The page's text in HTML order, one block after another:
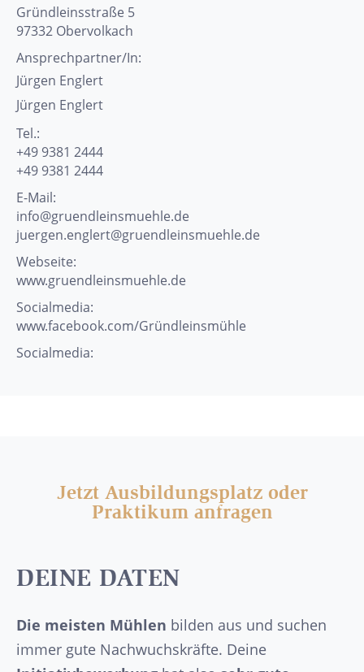
Gründleinsstraße 5
97332 Obervolkach
Ansprechpartner/In:
Jürgen Englert
Jürgen Englert
Tel.:
+49 9381 2444
+49 9381 2444
E-Mail:
info@gruendleinsmuehle.de
juergen.englert@gruendleinsmuehle.de
Webseite:
www.gruendleinsmuehle.de
Socialmedia:
www.facebook.com/Gründleinsmühle
Socialmedia:
Jetzt Ausbildungsplatz oder
Praktikum anfragen
DEINE DATEN
Die meisten Mühlen bilden aus und suchen
immer gute Nachwuchskräfte. Deine